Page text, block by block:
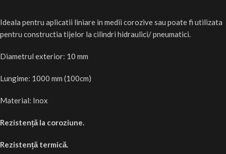
Ideala pentru aplicatii liniare in medii corozive sau poate fi utilizata
pentru constructia tijelor la cilindri hidraulici/ pneumatici.
Diametrul exterior: 10 mm
Lungime: 1000 mm (100cm)
Material: Inox
Rezistență la coroziune.
Rezistență termică.